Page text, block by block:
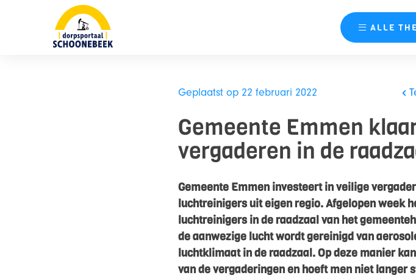
ALLE
Geplaatst op 22 februari 2022
Gemeente Emmen
vergaderen in de
Gemeente Emmen investeert in veilige
luchtreinigers uit eigen regio. Afgelopen week
luchtreinigers in de raadzaal van het
de aanwezige lucht wordt gereinigd van
luchtklimaat in de raadzaal. Op deze manier
van de vergaderingen en hoeft men niet